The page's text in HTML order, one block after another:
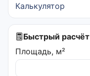
Калькулятор
Быстрый расчёт
Площадь, м²